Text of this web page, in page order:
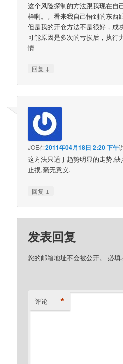
这个风险探制的方法跟我现在自
样啊。。看来我自己悟到的东西
但是我的开仓方法不是很好，成
可能原因是多次的亏损后，执行
情
回复 ↓
JOE在2011年04月18日 2:20 下午
这方法只适于趋势明显的走势,
止损,毫无意义.
回复 ↓
发表回复
您的邮箱地址不会被公开。 必
评论 *